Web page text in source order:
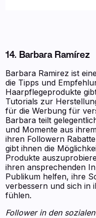
14. Barbara Ramírez
Barbara Ramirez ist
die Tipps und
Haarpflegeprodukte
Tutorials zur
für die Werbung für
Barbara teilt
und Momente aus
ihren Followern
gibt ihnen die
Produkte
ihren ansprechenden
Publikum helfen, ihre
verbessern und sich in
fühlen.
Follower in den